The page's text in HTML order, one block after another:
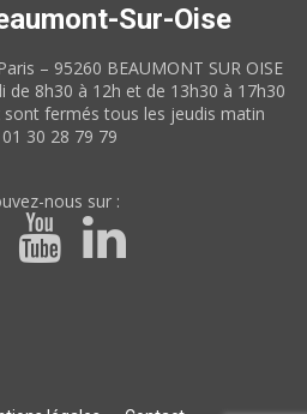
Sur-Oise
– 95260 BEAUMONT SUR OISE
de 8h30 à 12h et de 13h30 à 17h30
sont fermés tous les jeudis matin
01 30 28 79 79
nous sur :